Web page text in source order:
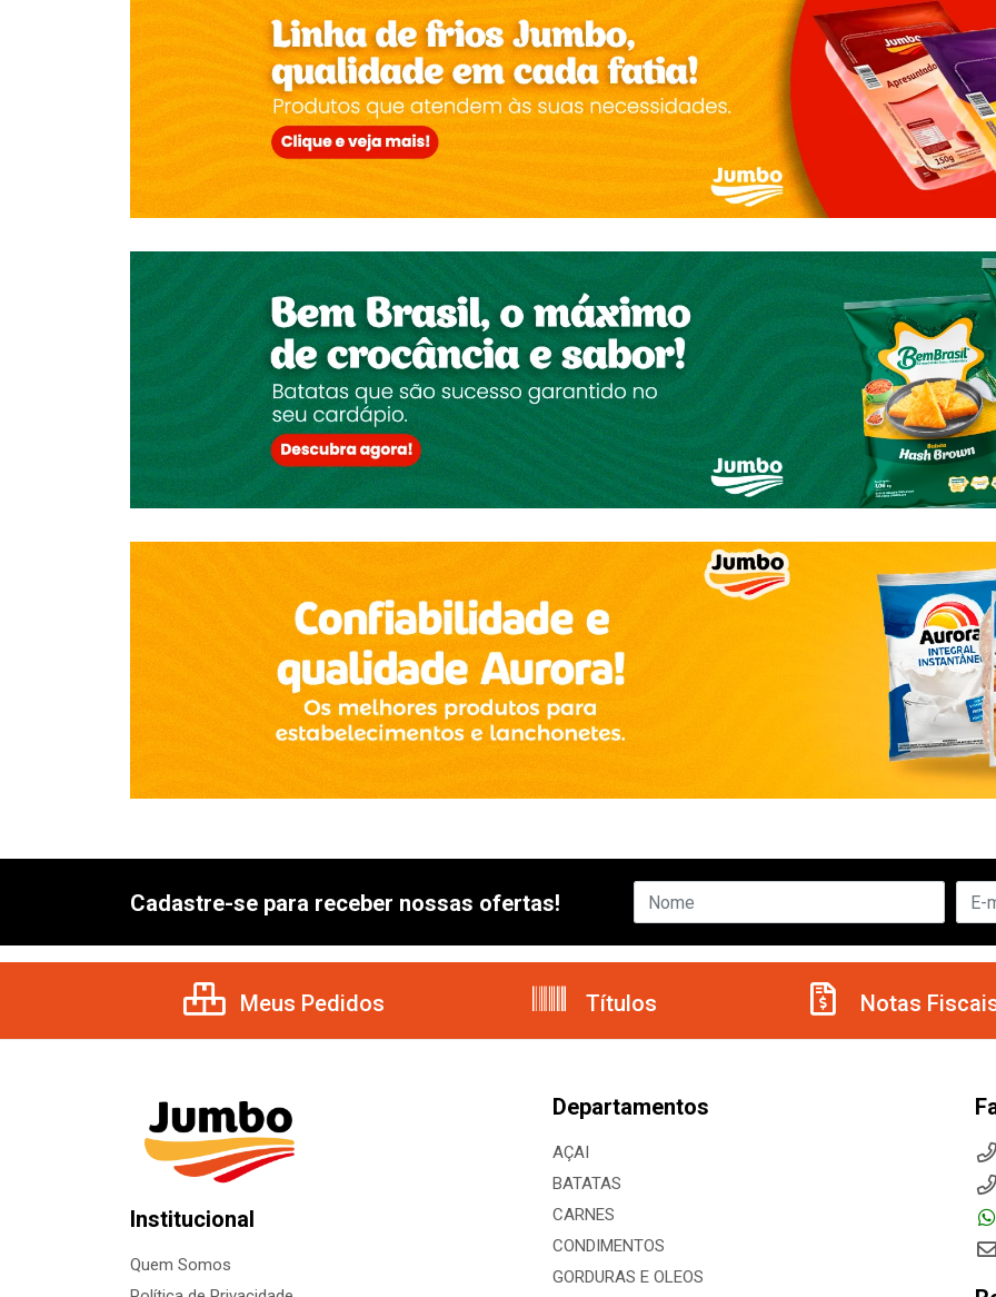
Cadastre-se para receber nossas ofertas!
Meus Pedidos Títulos Notas
Institucional
Quem Somos
Departamentos
AÇAI
BATATAS
CARNES
CONDIMENTOS
GORDURAS E OLEOS